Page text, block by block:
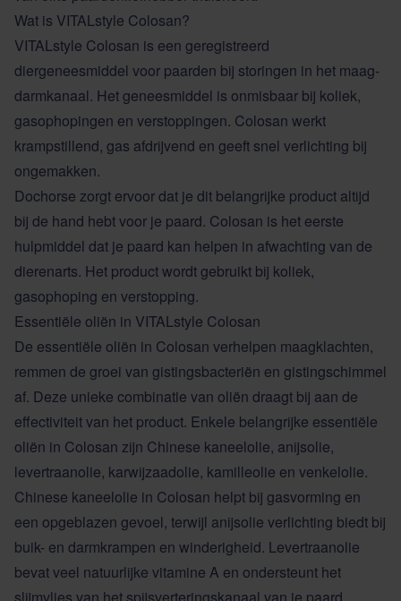
Wat is VITALstyle Colosan?
VITALstyle Colosan is een geregistreerd
diergeneesmiddel voor paarden bij storingen in het maag-
darmkanaal. Het geneesmiddel is onmisbaar bij koliek,
gasophopingen en verstoppingen. Colosan werkt
krampstillend, gas afdrijvend en geeft snel verlichting bij
ongemakken.
Dochorse zorgt ervoor dat je dit belangrijke product altijd
bij de hand hebt voor je paard. Colosan is het eerste
hulpmiddel dat je paard kan helpen in afwachting van de
dierenarts. Het product wordt gebruikt bij koliek,
gasophoping en verstopping.
Essentiële oliën in VITALstyle Colosan
De essentiële oliën in Colosan verhelpen maagklachten,
remmen de groei van gistingsbacteriën en gistingschimmel
af. Deze unieke combinatie van oliën draagt bij aan de
effectiviteit van het product. Enkele belangrijke essentiële
oliën in Colosan zijn Chinese kaneelolie, anijsolie,
levertraanolie, karwijzaadolie, kamilleolie en venkelolie.
Chinese kaneelolie in Colosan helpt bij gasvorming en
een opgeblazen gevoel, terwijl anijsolie verlichting biedt bij
buik- en darmkrampen en winderigheid. Levertraanolie
bevat veel natuurlijke vitamine A en ondersteunt het